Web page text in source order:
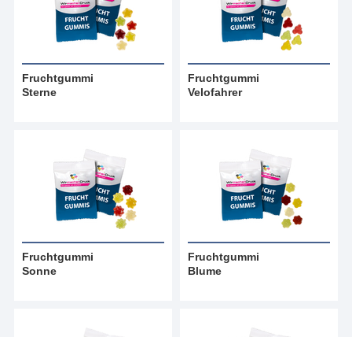
Fruchtgummi
Sterne
Fruchtgummi
Velofahrer
Fruchtgummi
Sonne
Fruchtgummi
Blume